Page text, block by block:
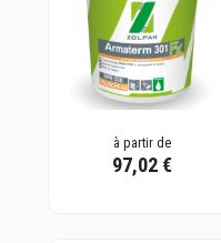
à partir de
97,02 €